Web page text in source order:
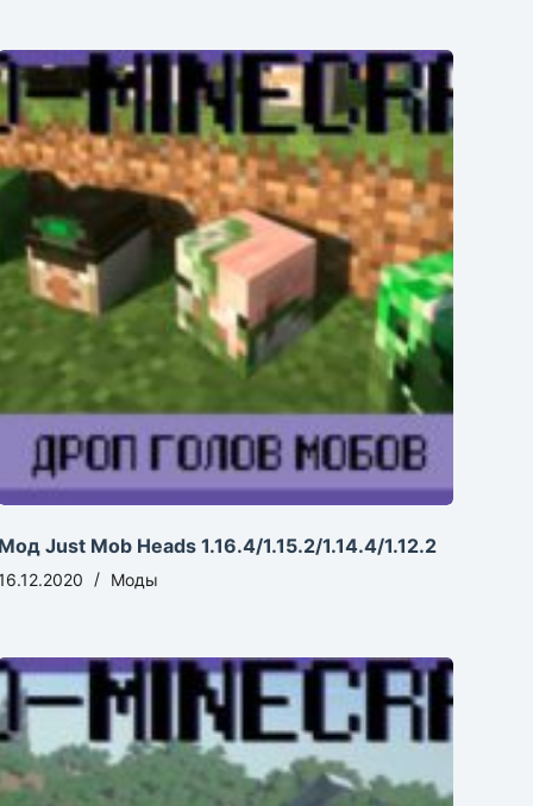
Мод Just Mob Heads 1.16.4/1.15.2/1.14.4/1.12.2
Моды